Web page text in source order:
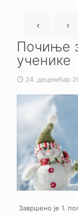
Почиње
ученике
24. децембар
Завршено је 1.